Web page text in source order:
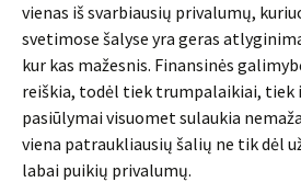
vienas iš svarbiausių privalumų,
svetimose šalyse yra geras
kur kas mažesnis. Finansinės
reiškia, todėl tiek trumpalaikiai, tiek
pasiūlymai visuomet sulaukia
viena patraukliausių šalių ne tik dėl
labai puikių privalumų.